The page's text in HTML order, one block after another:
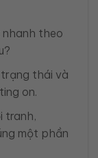
nhanh theo
thái và
on.
tranh,
một phần